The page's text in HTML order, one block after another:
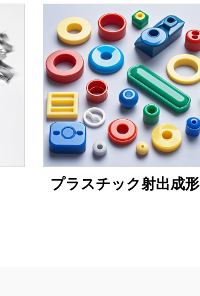
プラスチック射出成形